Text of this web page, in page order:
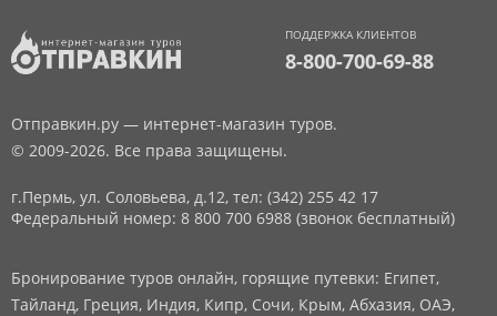
ПОДДЕРЖКА КЛИЕНТОВ
8-800-700-69-88
Отправкин.ру — интернет-магазин туров.
© 2009-2026. Все права защищены.
г.Пермь, ул. Соловьева, д.12, тел: (342) 255 42 17
Федеральный номер: 8 800 700 6988 (звонок бесплатный)
Бронирование туров онлайн, горящие путевки: Египет,
Тайланд, Греция, Индия, Кипр, Сочи, Крым, Абхазия, ОАЭ,